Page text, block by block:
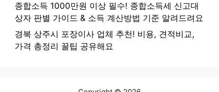
종합소득 1000만원 이상 필수! 종합소득세 신고대
상자 판별 가이드 & 소득 계산방법 기준 알려드려요
경북 상주시 포장이사 업체 추천! 비용, 견적비교,
가격 총정리 꿀팁 공유해요